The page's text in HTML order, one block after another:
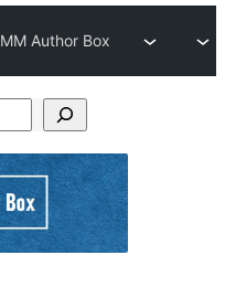
MM Author Box